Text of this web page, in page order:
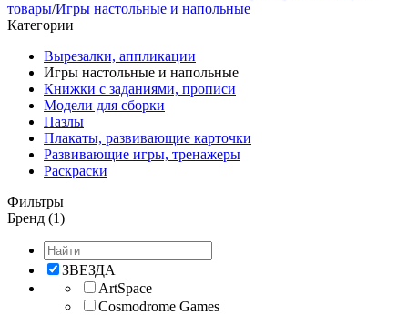
товары/Игры настольные и напольные
Категории
Вырезалки, аппликации
Игры настольные и напольные
Книжки с заданиями, прописи
Модели для сборки
Пазлы
Плакаты, развивающие карточки
Развивающие игры, тренажеры
Раскраски
Фильтры
Бренд (1)
ЗВЕЗДА
ArtSpace
Cosmodrome Games